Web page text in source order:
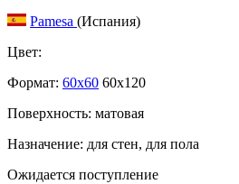
Pamesa (Испания)
Цвет:
Формат: 60x60 60x120
Поверхность: матовая
Назначение: для стен, для пола
Ожидается поступление